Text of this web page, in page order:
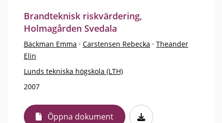
Brandteknisk riskvärdering,
Holmagården Svedala
Bäckman Emma · Carstensen Rebecka · Theander
Elin
Lunds tekniska högskola (LTH)
2007
Öppna dokument